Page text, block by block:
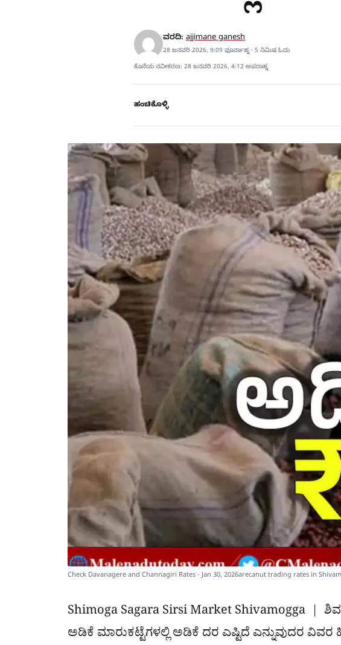
ವರದಿ: ajjimane ganesh
28 ಜನವರಿ 2026, 9:09 ಫೂರ್ವಾಹ್ನ · 5 ನಿಮಿಷ ಓದು
ಕೊನೆಯ ನವೀಕರಣ: 28 ಜನವರಿ 2026, 4:12 ಅಪರಾಹ್ನ
ಹಂಚಿಕೊಳ್ಳಿ
Check Davanagere and Channagiri Rates - Jan 30, 2026arecanut trading rates in
Shimoga Sagara Sirsi Market Shivamogga |
ಅಡಿಕೆ ಮಾರುಕಟ್ಟೆಗಳಲ್ಲಿ ಅಡಿಕೆ ದರ ಎಷ್ಟಿದೆ ಎನ್ನುವುದರ ವಿವರ